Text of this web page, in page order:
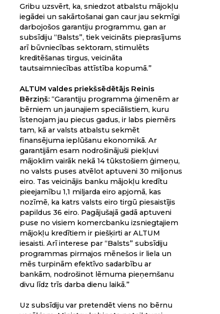
Gribu uzsvērt, ka, sniedzot atbalstu mājokļu
iegādei un sakārtošanai gan caur jau sekmīgi
darbojošos garantiju programmu, gan ar
subsīdiju “Balsts”, tiek veicināts pieprasījums
arī būvniecības sektoram, stimulēts
kreditēšanas tirgus, veicināta
tautsaimniecības attīstība kopumā.”
ALTUM valdes priekšsēdētājs Reinis
Bērziņš: “Garantiju programma ģimenēm ar
bērniem un jaunajiem speciālistiem, kuru
īstenojam jau piecus gadus, ir labs piemērs
tam, kā ar valsts atbalstu sekmēt
finansējuma ieplūšanu ekonomikā. Ar
garantijām esam nodrošinājuši piekļuvi
mājoklim vairāk nekā 14 tūkstošiem ģimeņu,
no valsts puses atvēlot aptuveni 30 miljonus
eiro. Tas veicinājis banku mājokļu kredītu
pieejamību 1,1 miljarda eiro apjomā, kas
nozīmē, ka katrs valsts eiro tirgū piesaistījis
papildus 36 eiro. Pagājušajā gadā aptuveni
puse no visiem komercbanku izsniegtajiem
mājokļu kredītiem ir piešķirti ar ALTUM
iesaisti. Arī interese par “Balsts” subsīdiju
programmas pirmajos mēnešos ir liela un
mēs turpinām efektīvo sadarbību ar
bankām, nodrošinot lēmuma pieņemšanu
divu līdz trīs darba dienu laikā.”
Uz subsīdiju var pretendēt viens no bērnu